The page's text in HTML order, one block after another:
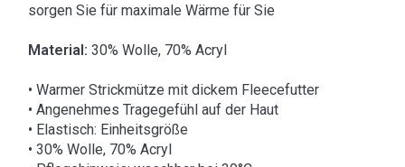
sorgen Sie für maximale Wärme für Sie
Material: 30% Wolle, 70% Acryl
• Warmer Strickmütze mit dickem Fleecefutter
• Angenehmes Tragegefühl auf der Haut
• Elastisch: Einheitsgröße
• 30% Wolle, 70% Acryl